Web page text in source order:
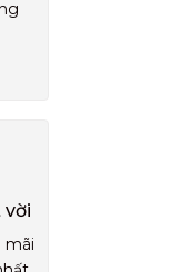
vời
mãi